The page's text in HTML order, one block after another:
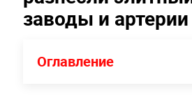
заводы и
Оглавление